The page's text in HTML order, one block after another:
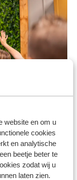
website en om u
cookies
en analytische
beetje beter te
zodat wij u
laten zien.